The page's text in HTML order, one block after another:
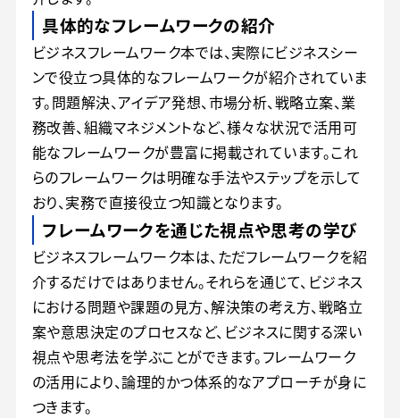
具体的なフレームワークの紹介
ビジネスフレームワーク本では、実際にビジネスシー
ンで役立つ具体的なフレームワークが紹介されていま
す。問題解決、アイデア発想、市場分析、戦略立案、業
務改善、組織マネジメントなど、様々な状況で活用可
能なフレームワークが豊富に掲載されています。これ
らのフレームワークは明確な手法やステップを示して
おり、実務で直接役立つ知識となります。
フレームワークを通じた視点や思考の学び
ビジネスフレームワーク本は、ただフレームワークを紹
介するだけではありません。それらを通じて、ビジネス
における問題や課題の見方、解決策の考え方、戦略立
案や意思決定のプロセスなど、ビジネスに関する深い
視点や思考法を学ぶことができます。フレームワーク
の活用により、論理的かつ体系的なアプローチが身に
つきます。